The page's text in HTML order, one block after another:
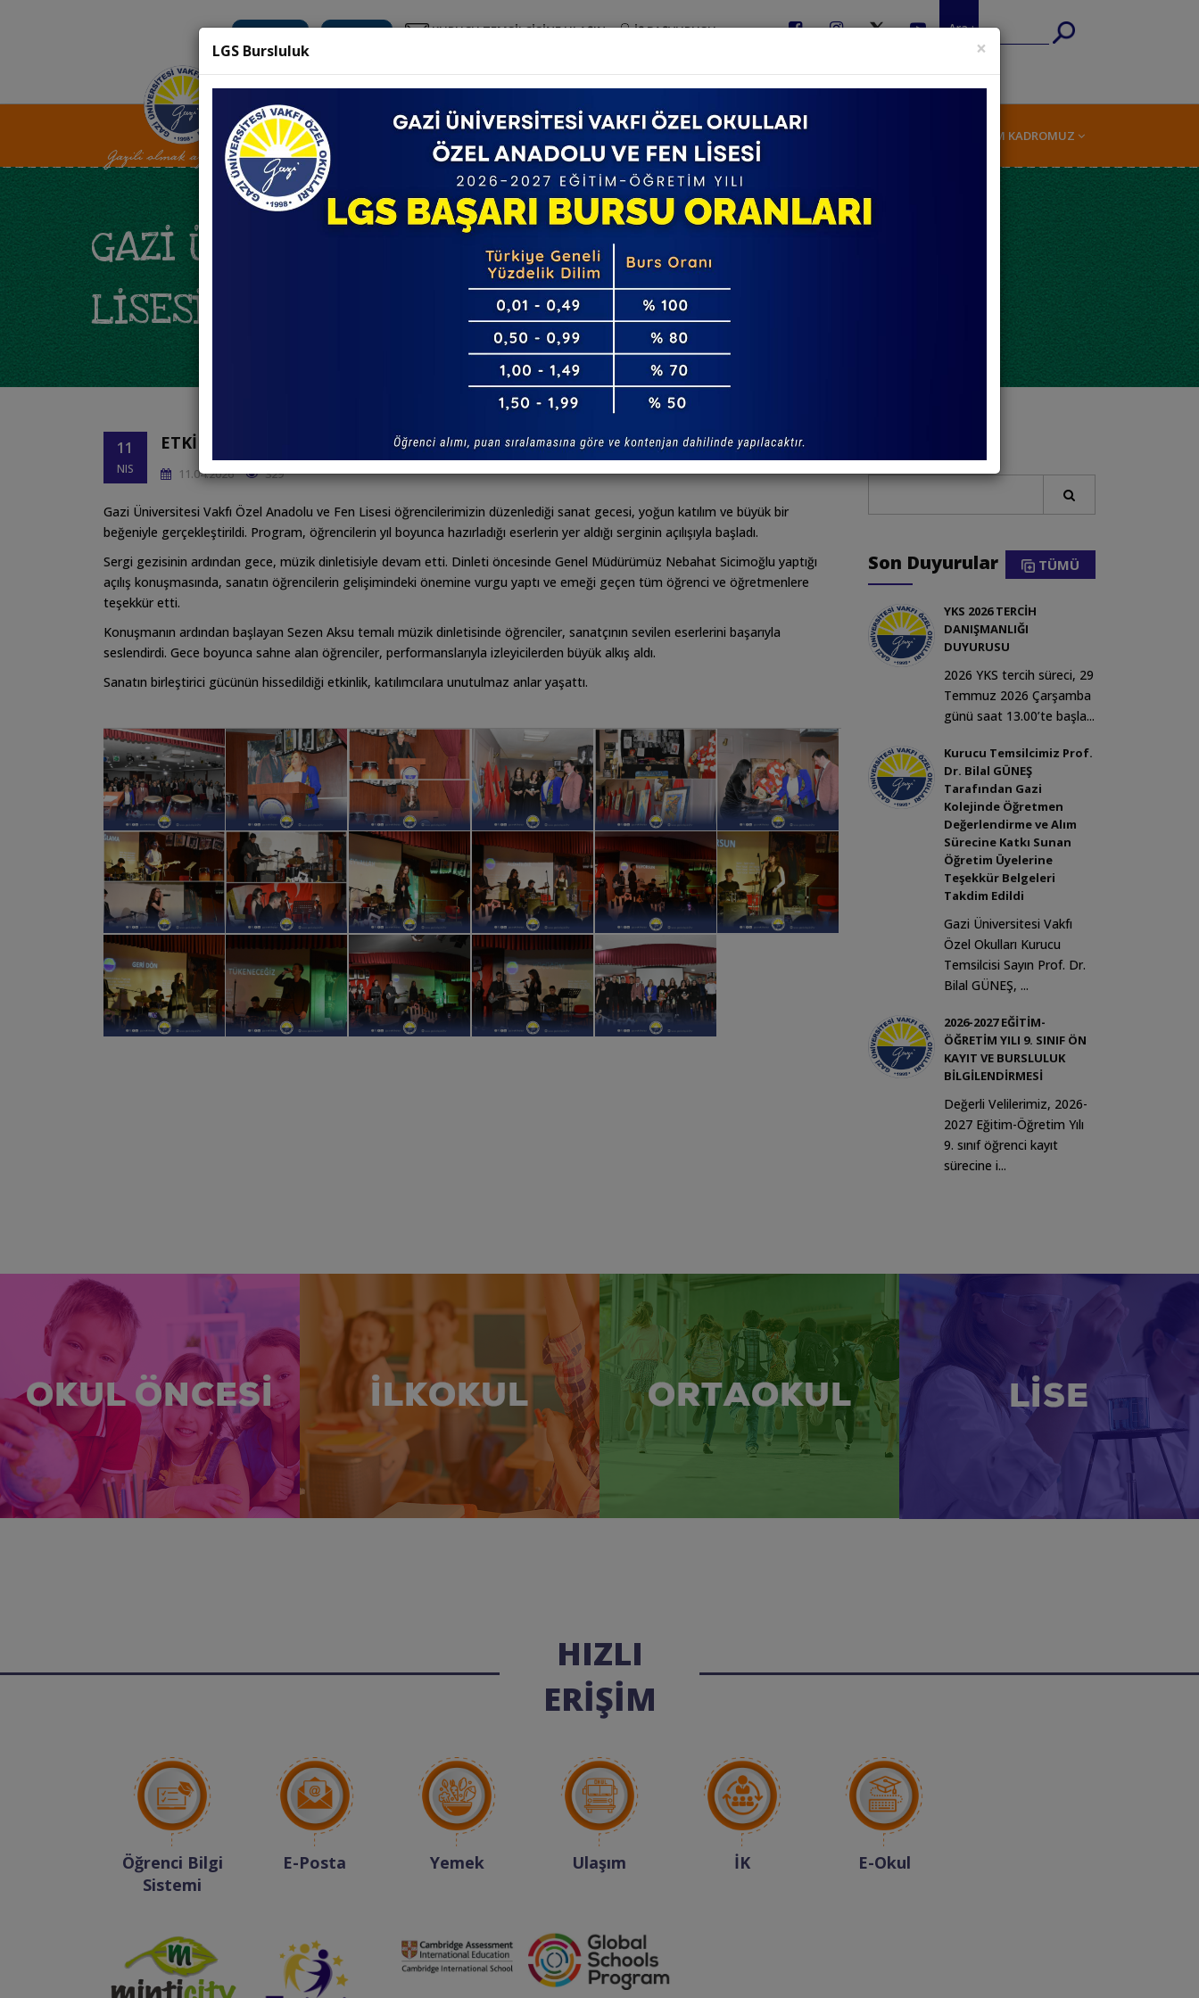
K12 Net Teams KURUCU TEMSİLCİSİNE ULAŞIN İŞ BAŞVURUSU
MEDYA KVKK
Ara :
ANASAYFA KURUMSAL OKUL ÖNCESİ İLKOKUL ORTAOKUL ANADOLU LİSESİ EĞİTİM KADROMUZ
GAZI ÜNIVERSITESI VAKFI ÖZEL ANADOLU VE FEN
LISESI’NDE SANAT GECESI COŞKUSU
11
NIS
ETKINLIKLER
11.04.2026 329
Share Instagram
Gazi Üniversitesi Vakfı Özel Anadolu ve Fen Lisesi öğrencilerimizin düzenlediği sanat gecesi, yoğun katılım ve büyük bir
beğeniyle gerçekleştirildi. Program, öğrencilerin yıl boyunca hazırladığı eserlerin yer aldığı serginin açılışıyla başladı.
Sergi gezisinin ardından gece, müzik dinletisiyle devam etti. Dinleti öncesinde Genel Müdürümüz Nebahat Sicimoğlu yaptığı
açılış konuşmasında, sanatın öğrencilerin gelişimindeki önemine vurgu yaptı ve emeği geçen tüm öğrenci ve öğretmenlere
teşekkür etti.
Konuşmanın ardından başlayan Sezen Aksu temalı müzik dinletisinde öğrenciler, sanatçının sevilen eserlerini başarıyla
seslendirdi. Gece boyunca sahne alan öğrenciler, performanslarıyla izleyicilerden büyük alkış aldı.
Sanatın birleştirici gücünün hissedildiği etkinlik, katılımcılara unutulmaz anlar yaşattı.
Son Duyurular TÜMÜ
YKS 2026 TERCİH
DANIŞMANLIĞI
DUYURUSU
2026 YKS tercih süreci, 29
Temmuz 2026 Çarşamba
günü saat 13.00’te başla...
Kurucu Temsilcimiz Prof.
Dr. Bilal GÜNEŞ
Tarafından Gazi
Kolejinde Öğretmen
Değerlendirme ve Alım
Sürecine Katkı Sunan
Öğretim Üyelerine
Teşekkür Belgeleri
Takdim Edildi
Gazi Üniversitesi Vakfı
Özel Okulları Kurucu
Temsilcisi Sayın Prof. Dr.
Bilal GÜNEŞ, ...
2026-2027 EĞİTİM-
ÖĞRETİM YILI 9. SINIF ÖN
KAYIT VE BURSLULUK
BİLGİLENDİRMESİ
Değerli Velilerimiz, 2026-
2027 Eğitim-Öğretim Yılı
9. sınıf öğrenci kayıt
sürecine i...
OKUL ÖNCESİ İLKOKUL ORTAOKUL LİSE
HIZLI
ERİŞİM
Öğrenci Bilgi
Sistemi
E-Posta Yemek Ulaşım İK E-Okul
×
LGS Bursluluk